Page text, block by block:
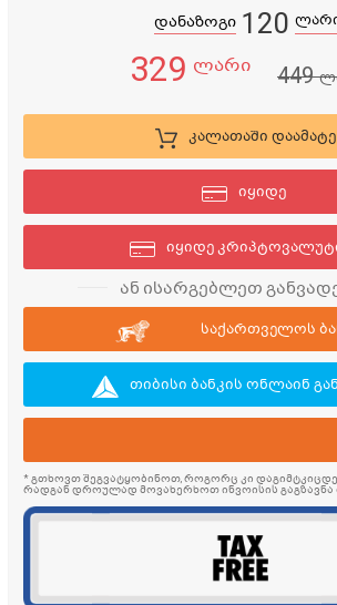
დანაზოგი 120
329 ლარი 449
კალათაში დაამატე
იყიდე
იყიდე
ან ისარგებლეთ
საქართველოს
თიბისი ბანკის ონლაინ
* გთხოვთ შეგვატყობინოთ, როგორც კი
რადგან დროულად მოვახერხოთ ინვოისის გაგზავნა